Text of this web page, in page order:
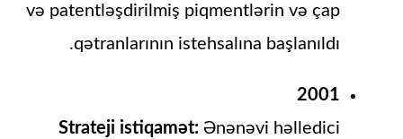
və patentləşdirilmiş piqmentlərin və çap
qətranlarının istehsalına başlanıldı.
2001
Strateji istiqamət: Ənənəvi həlledici